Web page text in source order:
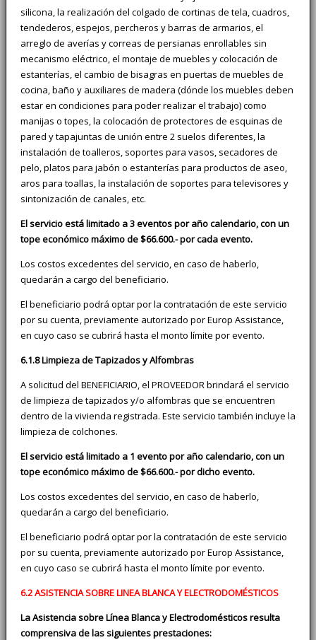
silicona, la realización del colgado de cortinas de tela, cuadros,
tendederos, espejos, percheros y barras de armarios, el
arreglo de averías y correas de persianas enrollables sin
mecanismo eléctrico, el montaje de muebles y colocación de
estanterías, el cambio de bisagras en puertas de muebles de
cocina, baño y auxiliares de madera (dónde los muebles deben
estar en condiciones para poder realizar el trabajo) como
manijas o topes, la colocación de protectores de esquinas de
pared y tapajuntas de unión entre 2 suelos diferentes, la
instalación de toalleros, soportes para vasos, secadores de
pelo, platos para jabón o estanterías para productos de aseo,
aros para toallas, la instalación de soportes para televisores y
sintonización de canales, etc.
El servicio está limitado a 3 eventos por año calendario, con un
tope económico máximo de $66.600.- por cada evento.
Los costos excedentes del servicio, en caso de haberlo,
quedarán a cargo del beneficiario.
El beneficiario podrá optar por la contratación de este servicio
por su cuenta, previamente autorizado por Europ Assistance,
en cuyo caso se cubrirá hasta el monto límite por evento.
6.1.8 Limpieza de Tapizados y Alfombras
A solicitud del BENEFICIARIO, el PROVEEDOR brindará el servicio
de limpieza de tapizados y/o alfombras que se encuentren
dentro de la vivienda registrada. Este servicio también incluye la
limpieza de colchones.
El servicio está limitado a 1 evento por año calendario, con un
tope económico máximo de $66.600.- por dicho evento.
Los costos excedentes del servicio, en caso de haberlo,
quedarán a cargo del beneficiario.
El beneficiario podrá optar por la contratación de este servicio
por su cuenta, previamente autorizado por Europ Assistance,
en cuyo caso se cubrirá hasta el monto límite por evento.
6.2 ASISTENCIA SOBRE LINEA BLANCA Y ELECTRODOMÉSTICOS
La Asistencia sobre Línea Blanca y Electrodomésticos resulta
comprensiva de las siguientes prestaciones: